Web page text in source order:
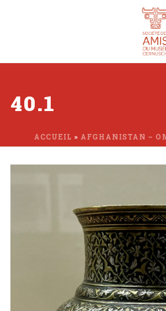
40.1
ACCUEIL » AFGHANISTAN –